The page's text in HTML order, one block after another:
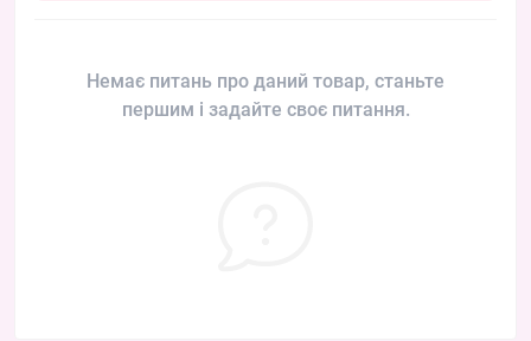
Немає питань про даний товар, станьте
першим і задайте своє питання.